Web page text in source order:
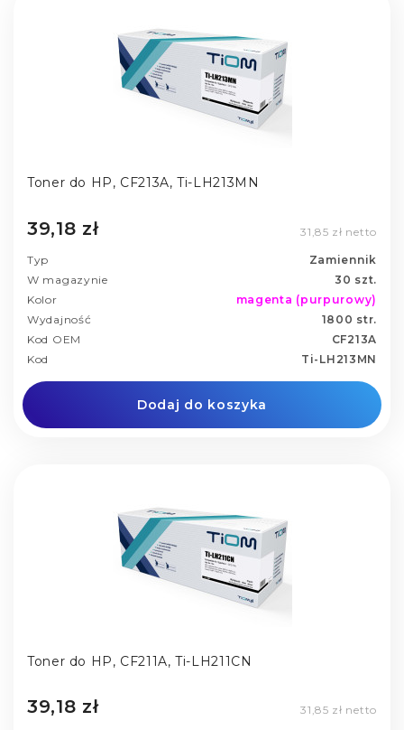
Toner do HP, CF213A, Ti-LH213MN
39,18 zł 31,85 zł netto
Typ
Zamiennik
W magazynie
30 szt.
Kolor
magenta (purpurowy)
Wydajność
1800 str.
Kod OEM
CF213A
Kod
Ti-LH213MN
Dodaj do koszyka
Toner do HP, CF211A, Ti-LH211CN
39,18 zł 31,85 zł netto